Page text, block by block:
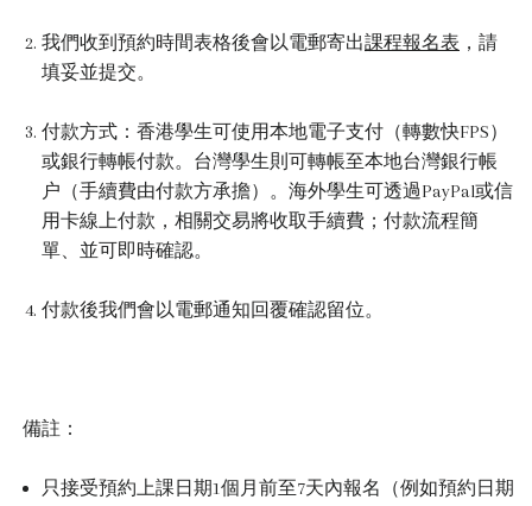
我們收到預約時間表格後會以電郵寄出課程報名表 ，請
填妥並提交。
付款方式： 香港學生可使用本地電子支付（轉數快FPS）
或銀行轉帳付款。台灣學生則可轉帳至本地台灣銀行帳
户（手續費由付款方承擔）。海外學生可透過PayPal或信
用卡線上付款，相關交易將收取手續費；付款流程簡
單、並可即時確認。
付款後我們會以電郵通知回覆確認留位。
備註：
只接受預約上課日期1個月前至7天內報名（例如預約日期